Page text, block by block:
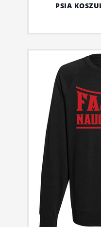
PSIA